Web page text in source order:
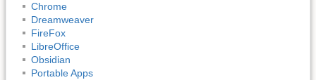
Chrome
Dreamweaver
FireFox
LibreOffice
Obsidian
Portable Apps